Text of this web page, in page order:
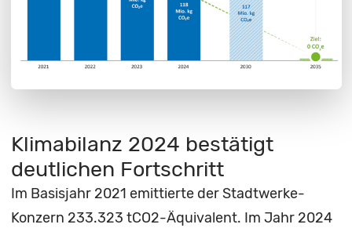
Klimabilanz 2024 bestätigt
deutlichen Fortschritt
Im Basisjahr 2021 emittierte der Stadtwerke-
Konzern 233.323 tCO2-Äquivalent. Im Jahr 2024